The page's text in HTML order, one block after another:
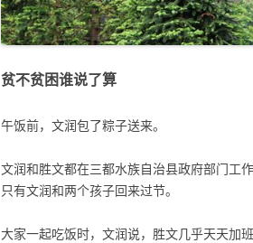
贫不贫困谁说了算
午饭前，文润包了粽子送来。
文润和胜文都在三都水族自治县政府部门工
只有文润和两个孩子回来过节。
大家一起吃饭时，文润说，胜文几乎天天加